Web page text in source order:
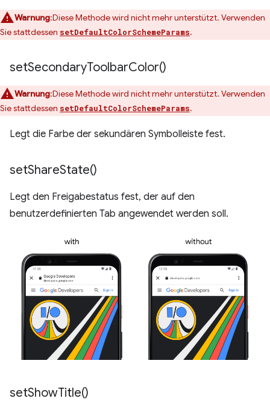
Warnung:Diese Methode wird nicht mehr unterstützt. Verwenden
Sie stattdessen setDefaultColorSchemeParams.
setSecondaryToolbarColor()
Warnung:Diese Methode wird nicht mehr unterstützt. Verwenden
Sie stattdessen setDefaultColorSchemeParams.
Legt die Farbe der sekundären Symbolleiste fest.
setShareState()
Legt den Freigabestatus fest, der auf den
benutzerdefinierten Tab angewendet werden soll.
setShowTitle()